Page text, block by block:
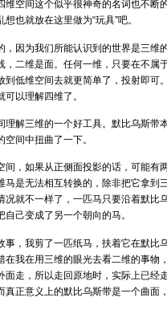
维空间这个似乎很神奇的名词也不断
也就放在这里做为“玩具”吧。
，因为我们所能认识到的世界是三维
，二维是面。任何一维，只要在不属
到低维空间去就更简单了，投射即可
以理解四维了。
理解三维的一个好工具。默比乌斯带
间中扭曲了一下。
间，如果从正侧面投影的话，可能有
马是无法相互转换的，除非把它拿到
况就不一样了，一匹马只要沿着默比
己变成了另一个朝向的马。
事，我剪了一匹纸马，扶着它在默比
在我在用三维的眼光去看二维的事物
面走，所以走回原地时，实际上已经
真正意义上的默比乌斯带是一个曲面